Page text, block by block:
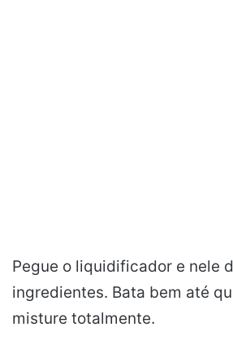
Pegue o liquidificador e nele
ingredientes. Bata bem até
misture totalmente.